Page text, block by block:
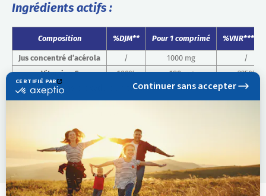
Ingrédients actifs :
Composition %DJM** Pour 1 comprimé %VNR***
Jus concentré d’acérola / 1000 mg
/
Vitamine C
100% 180 mg 225%
Comprimés sans dioxyde de titane*
** Dose Journalière Maximale
*** Valeurs Nutritionnelles de Référence